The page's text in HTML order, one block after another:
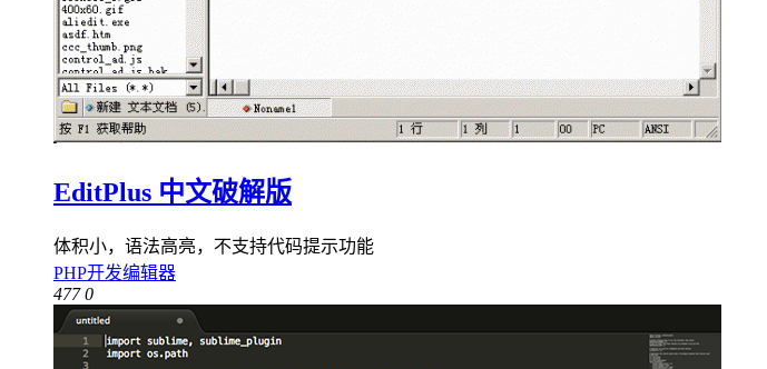
EditPlus 中文破解版
体积小，语法高亮，不支持代码提示功能
PHP开发编辑器
477 0